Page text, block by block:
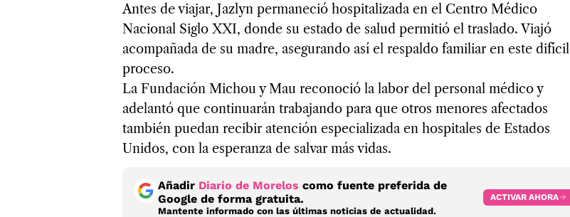
Antes de viajar, Jazlyn permaneció hospitalizada en el Centro Médico
Nacional Siglo XXI, donde su estado de salud permitió el traslado. Viajó
acompañada de su madre, asegurando así el respaldo familiar en este difícil
proceso.
La Fundación Michou y Mau reconoció la labor del personal médico y
adelantó que continuarán trabajando para que otros menores afectados
también puedan recibir atención especializada en hospitales de Estados
Unidos, con la esperanza de salvar más vidas.
Añadir Diario de Morelos como fuente preferida de
Google de forma gratuita.
Mantente informado con las últimas noticias de actualidad.
ACTIVAR AHORA